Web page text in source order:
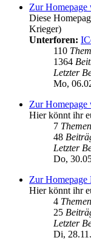
Zur
Diese
Krieger)
Unterforen:
110
1364
Letzter
Mo,
Zur Homepage
Hier könnt ihr
7 Themen
48
Letzter
Do,
Zur Homepage
Hier könnt ihr
4 Themen
25
Letzter
Di,